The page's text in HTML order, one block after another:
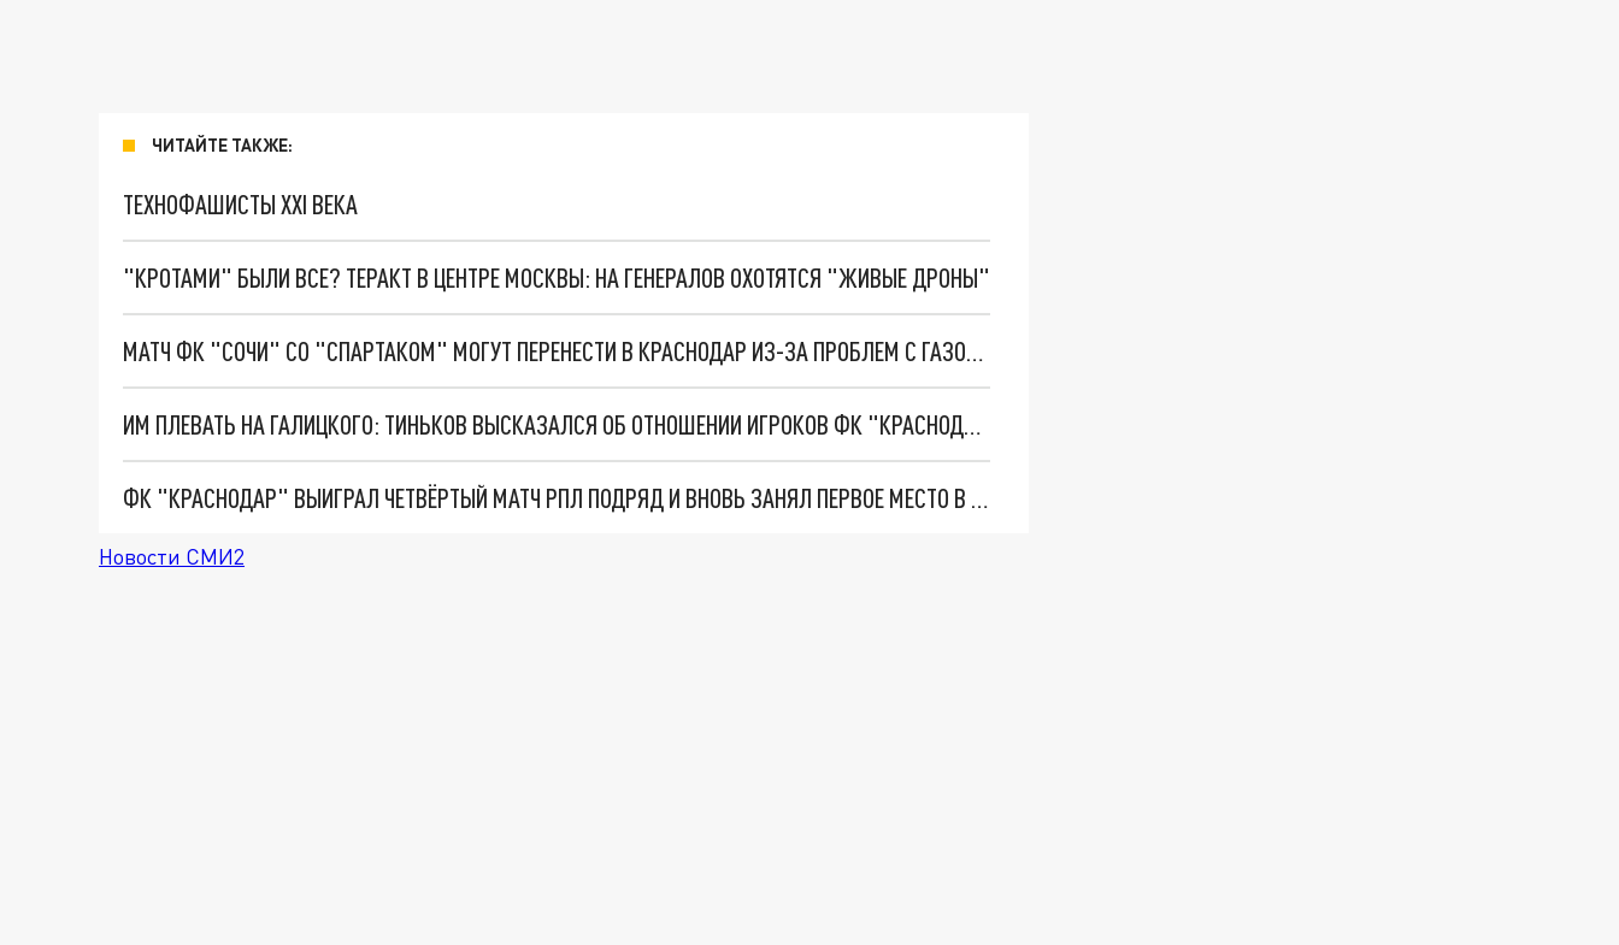
ЧИТАЙТЕ ТАКЖЕ:
ТЕХНОФАШИСТЫ XXI ВЕКА
"КРОТАМИ" БЫЛИ ВСЕ? ТЕРАКТ В ЦЕНТРЕ МОСКВЫ: НА ГЕНЕРАЛОВ ОХОТЯТСЯ "ЖИВЫЕ ДРОНЫ"
МАТЧ ФК "СОЧИ" СО "СПАРТАКОМ" МОГУТ ПЕРЕНЕСТИ В КРАСНОДАР ИЗ-ЗА ПРОБЛЕМ С ГАЗОНОМ НА СТАДИОНЕ "ФИШТ"
ИМ ПЛЕВАТЬ НА ГАЛИЦКОГО: ТИНЬКОВ ВЫСКАЗАЛСЯ ОБ ОТНОШЕНИИ ИГРОКОВ ФК "КРАСНОДАР" К БИЗНЕСМЕНУ
ФК "КРАСНОДАР" ВЫИГРАЛ ЧЕТВЁРТЫЙ МАТЧ РПЛ ПОДРЯД И ВНОВЬ ЗАНЯЛ ПЕРВОЕ МЕСТО В ТУРНИРНОЙ ТАБЛИЦЕ
Новости СМИ2